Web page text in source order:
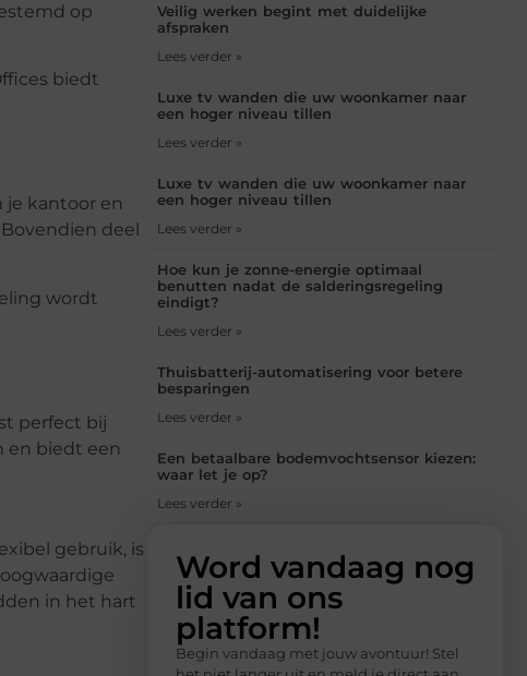
op
biedt
kantoor en
deel
wordt
perfect bij
en biedt een
gebruik, is
in het hart
Veilig werken begint met duidelijke
afspraken
Lees verder »
Luxe tv wanden die uw woonkamer naar
een hoger niveau tillen
Lees verder »
Luxe tv wanden die uw woonkamer naar
een hoger niveau tillen
Lees verder »
Hoe kun je zonne-energie optimaal
benutten nadat de salderingsregeling
eindigt?
Lees verder »
Thuisbatterij-automatisering voor betere
besparingen
Lees verder »
Een betaalbare bodemvochtsensor kiezen:
waar let je op?
Lees verder »
Word vandaag nog
lid van ons
platform!
Begin vandaag met jouw avontuur! Stel